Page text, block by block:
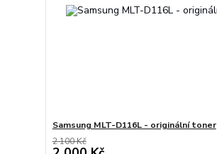
Samsung MLT-D116L - originální toner
2 100 Kč